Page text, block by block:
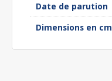
Date de parution
Dimensions en cm